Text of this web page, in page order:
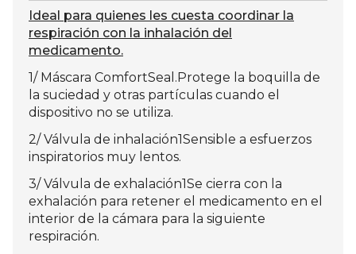
Ideal para quienes les cuesta coordinar la
respiración con la inhalación del
medicamento.
1/ Máscara ComfortSeal.Protege la boquilla de
la suciedad y otras partículas cuando el
dispositivo no se utiliza.
2/ Válvula de inhalación1Sensible a esfuerzos
inspiratorios muy lentos.
3/ Válvula de exhalación1Se cierra con la
exhalación para retener el medicamento en el
interior de la cámara para la siguiente
respiración.